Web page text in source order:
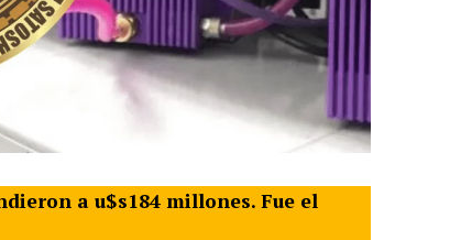
a u$s184 millones. Fue el